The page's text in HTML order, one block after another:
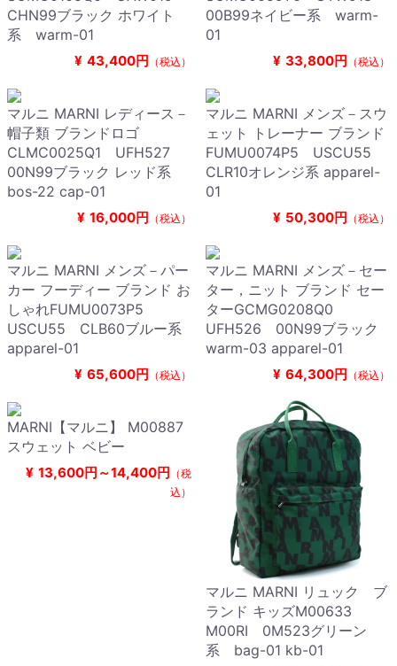
CHN99ブラック ホワイト
系 warm-01
¥ 43,400円 （税込）
00B99ネイビー系 warm-
01
¥ 33,800円 （税込）
マルニ MARNI レディース－
帽子類 ブランドロゴ
CLMC0025Q1 UFH527
00N99ブラック レッド系
bos-22 cap-01
¥ 16,000円 （税込）
マルニ MARNI メンズ－スウ
ェット トレーナー ブランド
FUMU0074P5 USCU55
CLR10オレンジ系 apparel-
01
¥ 50,300円 （税込）
マルニ MARNI メンズ－パー
カー フーディー ブランド お
しゃれFUMU0073P5
USCU55 CLB60ブルー系
apparel-01
¥ 65,600円 （税込）
マルニ MARNI メンズ－セー
ター，ニット ブランド セー
ターGCMG0208Q0
UFH526 00N99ブラック
warm-03 apparel-01
¥ 64,300円 （税込）
MARNI【マルニ】 M00887
スウェット ベビー
¥ 13,600円～14,400円 （税
込）
マルニ MARNI リュック ブ
ランド キッズM00633
M00RI 0M523グリーン
系 bag-01 kb-01